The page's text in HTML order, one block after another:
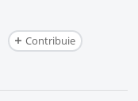
Contribuie